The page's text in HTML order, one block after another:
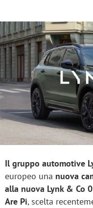
Il gruppo automotive
europeo una nuova
alla nuova Lynk & Co
Are Pi, scelta